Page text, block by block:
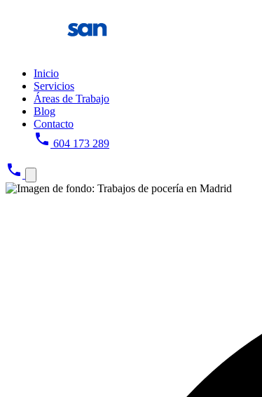
Inicio
Servicios
Áreas de Trabajo
Blog
Contacto
phone 604 173 289
phone